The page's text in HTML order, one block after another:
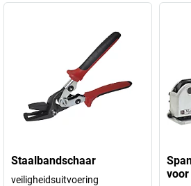
Staalbandschaar
veiligheidsuitvoering